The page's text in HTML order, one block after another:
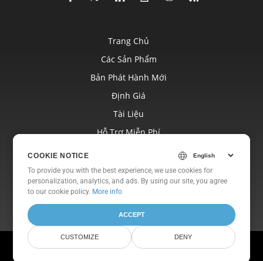
COOKIE NOTICE
To provide you with the best experience, we use cookies for
personalization, analytics, and ads. By using our site, you agree
toour cookie policy.
ACCEPT
CUSTOMIZE DENY
Trang Chủ
Các Sản Phẩm
Bản Phát Hành Mới
Định Giá
Tài Liệu
Hỗ Trợ Miễn Phí
Trang Web
Về
© Aspose Pty Ltd 2001-2026. Bảo lưu mọi quyền.
COOKIE NOTICE
To provide you with the best experience, we use cookies for
personalization, analytics, and ads. By using our site, you agree
to our cookie policy. More info
ACCEPT
CUSTOMIZE DENY